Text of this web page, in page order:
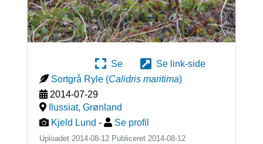
Se
Se link-side
Sortgrå Ryle (Calidris maritima)
2014-07-29
Ilussiat, Grønland
Kjeld Lund - Se profil
Uploadet 2014-08-12 Publiceret 2014-08-12